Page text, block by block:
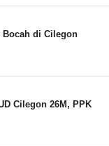
media
muat besi dari
saya banting
Bocah di Cilegon
Cilegon 26M, PPK